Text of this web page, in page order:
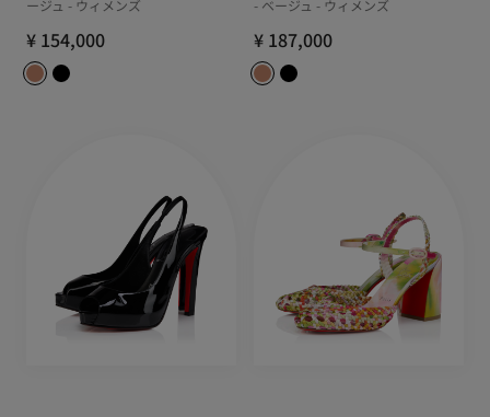
ージュ - ウィメンズ
¥ 154,000
- ベージュ - ウィメンズ
¥ 187,000